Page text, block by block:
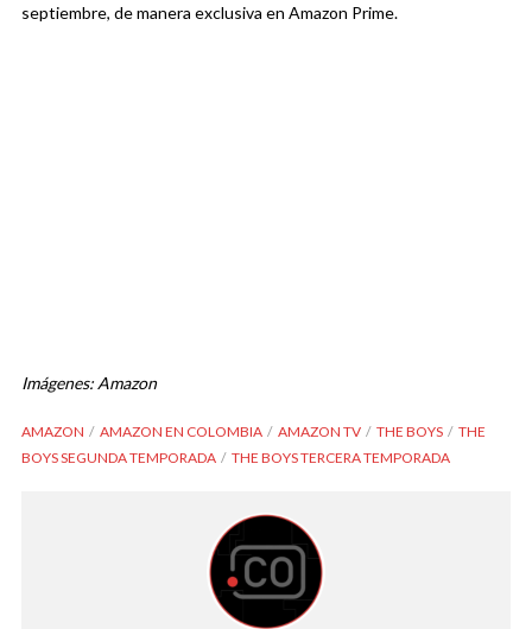
septiembre, de manera exclusiva en Amazon Prime.
Imágenes: Amazon
AMAZON AMAZON EN COLOMBIA AMAZON TV THE BOYS
THE
BOYS SEGUNDA TEMPORADA
THE BOYS TERCERA TEMPORADA